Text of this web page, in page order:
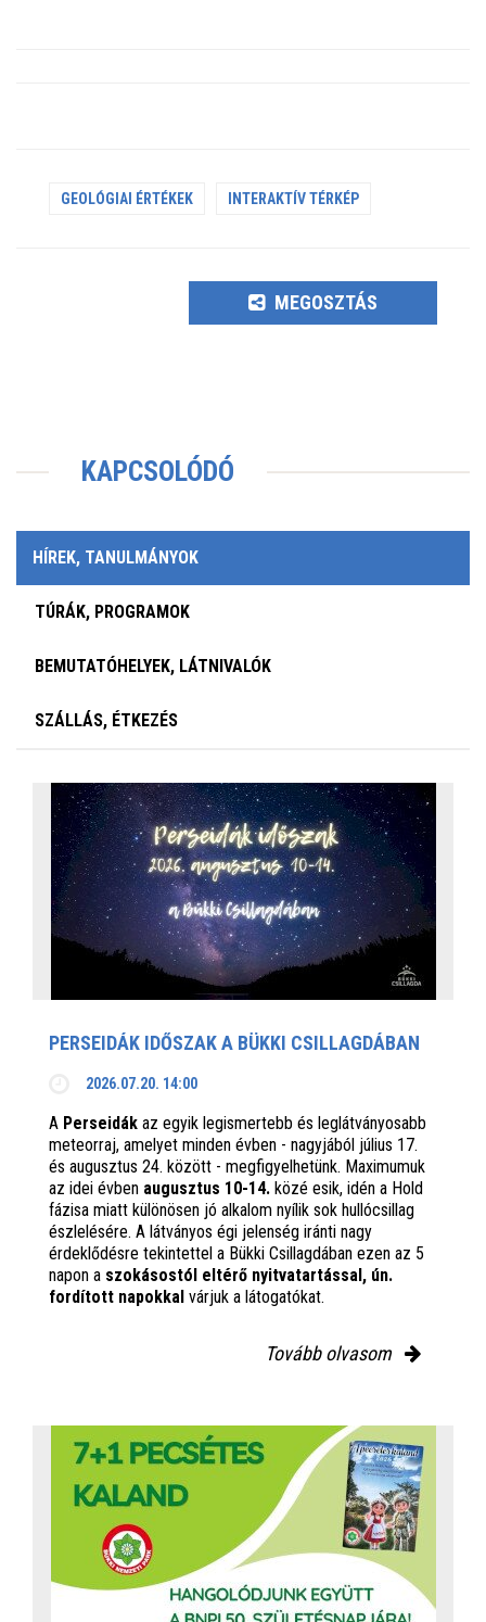
GEOLÓGIAI ÉRTÉKEK INTERAKTÍV TÉRKÉP
MEGOSZTÁS
KAPCSOLÓDÓ
HÍREK, TANULMÁNYOK
TÚRÁK, PROGRAMOK
BEMUTATÓHELYEK, LÁTNIVALÓK
SZÁLLÁS, ÉTKEZÉS
PERSEIDÁK IDŐSZAK A BÜKKI CSILLAGDÁBAN
2026.07.20. 14:00
A Perseidák az egyik legismertebb és leglátványosabb
meteorraj, amelyet minden évben - nagyjából július 17.
és augusztus 24. között - megfigyelhetünk. Maximumuk
az idei évben augusztus 10-14. közé esik, idén a Hold
fázisa miatt különösen jó alkalom nyílik sok hullócsillag
észlelésére. A látványos égi jelenség iránti nagy
érdeklődésre tekintettel a Bükki Csillagdában ezen az 5
napon a szokásostól eltérő nyitvatartással, ún.
fordított napokkal várjuk a látogatókat.
Tovább olvasom